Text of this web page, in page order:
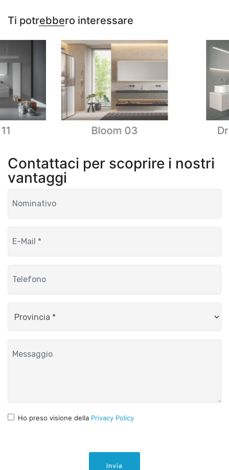
Ti potrebbero interessare
Bloom 03
Contattaci per scoprire i nostri
vantaggi
Ho preso visione della Privacy Policy
Invia